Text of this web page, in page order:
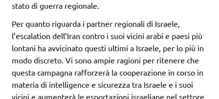
stato di guerra regionale.
Per quanto riguarda i partner regionali di Israele,
l’escalation dell’Iran contro i suoi vicini arabi e paesi più
lontani ha avvicinato questi ultimi a Israele, per lo più in
modo discreto. Vi sono ampie ragioni per ritenere che
questa campagna rafforzerà la cooperazione in corso in
materia di intelligence e sicurezza tra Israele e i suoi
vicini e aumenterà le esportazioni israeliane nel settore